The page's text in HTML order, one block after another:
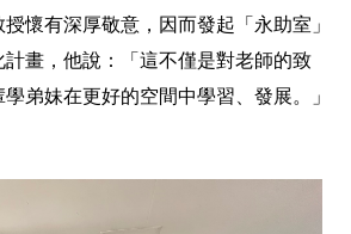
懷有深厚敬意，因而發起「永助室」
畫，他說：「這不僅是對老師的致
弟妹在更好的空間中學習、發展。」